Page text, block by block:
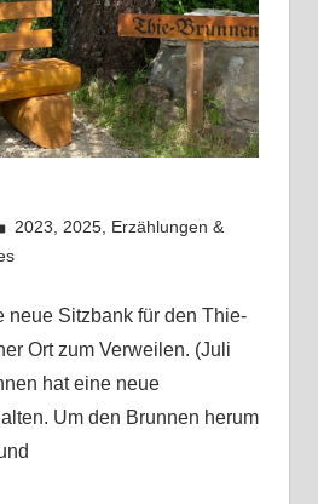
admin
2023 2025, Erzählungen &
neue Sitzbank für den Thie-
Ort zum Verweilen. (Juli
hat eine neue
Um den Brunnen herum